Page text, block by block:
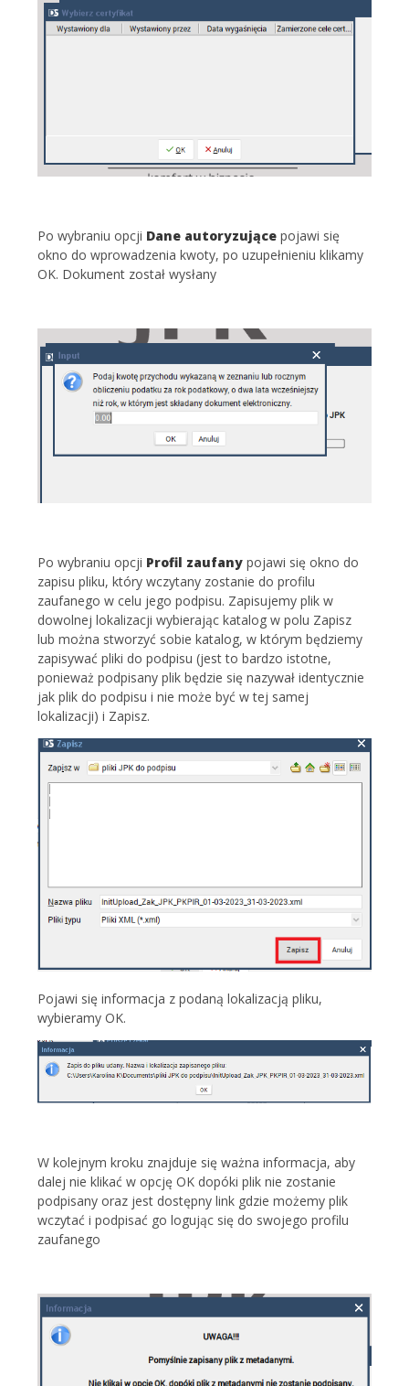
Po wybraniu opcji Dane autoryzujące pojawi się
okno do wprowadzenia kwoty, po uzupełnieniu klikamy
OK. Dokument został wysłany
Po wybraniu opcji Profil zaufany pojawi się okno do
zapisu pliku, który wczytany zostanie do profilu
zaufanego w celu jego podpisu. Zapisujemy plik w
dowolnej lokalizacji wybierając katalog w polu Zapisz
lub można stworzyć sobie katalog, w którym będziemy
zapisywać pliki do podpisu (jest to bardzo istotne,
ponieważ podpisany plik będzie się nazywał identycznie
jak plik do podpisu i nie może być w tej samej
lokalizacji) i Zapisz.
Pojawi się informacja z podaną lokalizacją pliku,
wybieramy OK.
W kolejnym kroku znajduje się ważna informacja, aby
dalej nie klikać w opcję OK dopóki plik nie zostanie
podpisany oraz jest dostępny link gdzie możemy plik
wczytać i podpisać go logując się do swojego profilu
zaufanego